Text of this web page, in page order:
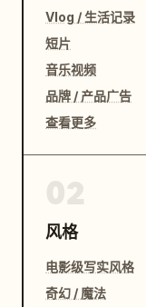
Vlog / 生活记录
短片
音乐视频
品牌 / 产品广告
查看更多
风格
电影级写实风格
奇幻 / 魔法